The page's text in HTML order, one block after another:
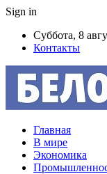
Sign in
Суббота, 8
Контакты
Главная
В мире
Экономика